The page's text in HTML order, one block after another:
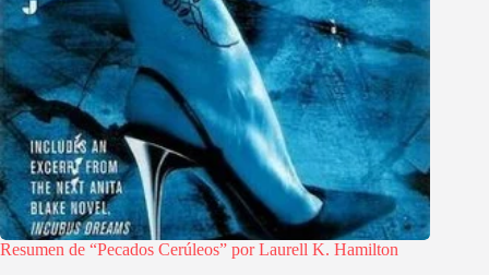
Resumen de “Pecados Cerúleos” por Laurell K. Hamilton